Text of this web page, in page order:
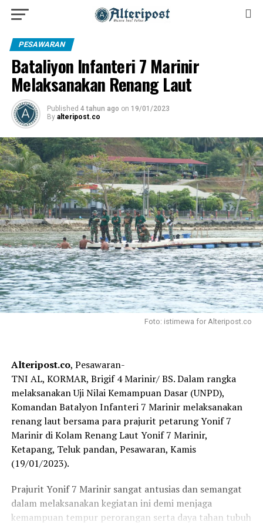
PESAWARAN
Bataliyon Infanteri 7 Marinir
Melaksanakan Renang Laut
Published 4 tahun ago on 19/01/2023
By alteripost.co
Foto: istimewa for Alteripost.co
Alteripost.co, Pesawaran-
TNI AL, KORMAR, Brigif 4 Marinir/ BS. Dalam rangka
melaksanakan Uji Nilai Kemampuan Dasar (UNPD),
Komandan Batalyon Infanteri 7 Marinir melaksanakan
renang laut bersama para prajurit petarung Yonif 7
Marinir di Kolam Renang Laut Yonif 7 Marinir,
Ketapang, Teluk pandan, Pesawaran, Kamis
(19/01/2023).
Prajurit Yonif 7 Marinir sangat antusias dan semangat
dalam melaksanakan kegiatan ini demi menjaga
kemampuan tempur perorangan serta daya tahan tubuh